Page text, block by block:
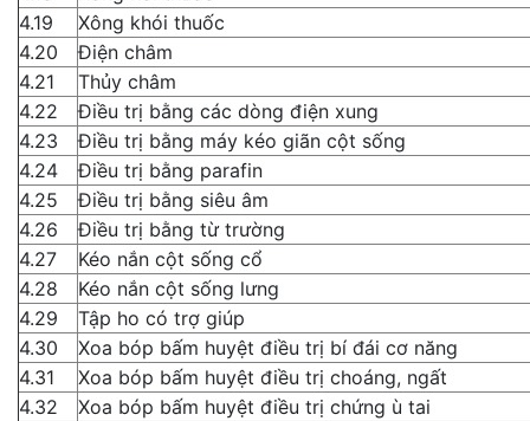
4.19
Xông khói thuốc
4.20
Điện châm
4.21
Thủy châm
4.22
Điều trị bằng các dòng điện xung
4.23
Điều trị bằng máy kéo giãn cột sống
4.24
Điều trị bằng parafin
4.25
Điều trị bằng siêu âm
4.26
Điều trị bằng từ trường
4.27
Kéo nắn cột sống cổ
4.28
Kéo nắn cột sống lưng
4.29
Tập ho có trợ giúp
4.30
Xoa bóp bấm huyệt điều trị bí đái cơ năng
4.31
Xoa bóp bấm huyệt điều trị choáng, ngất
4.32
Xoa bóp bấm huyệt điều trị chứng ù tai